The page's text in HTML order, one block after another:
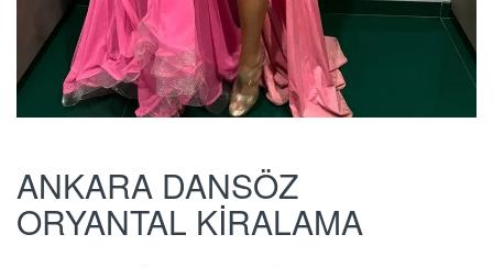
ANKARA DANSÖZ
ORYANTAL KİRALAMA